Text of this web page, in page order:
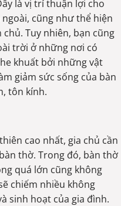
là vị trí thuận lợi cho
cũng như thể hiện
Tuy nhiên, bạn cũng
trời ở những nơi có
khuất bởi những vật
giảm sức sống của bàn
tôn kính.
cao nhất, gia chủ cần
thờ. Trong đó, bàn thờ
quá lớn cũng không
chiếm nhiều không
sinh hoạt của gia đình.